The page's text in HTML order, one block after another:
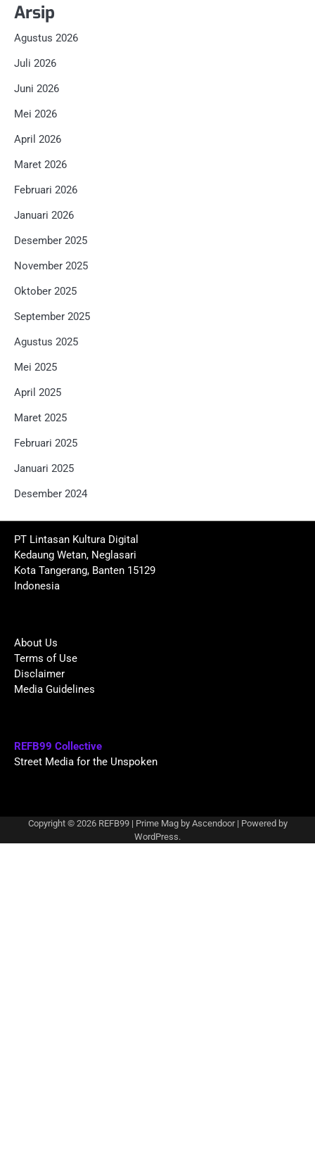
Arsip
Agustus 2026
Juli 2026
Juni 2026
Mei 2026
April 2026
Maret 2026
Februari 2026
Januari 2026
Desember 2025
November 2025
Oktober 2025
September 2025
Agustus 2025
Mei 2025
April 2025
Maret 2025
Februari 2025
Januari 2025
Desember 2024
PT Lintasan Kultura Digital
Kedaung Wetan, Neglasari
Kota Tangerang, Banten 15129
Indonesia
About Us
Terms of Use
Disclaimer
Media Guidelines
REFB99 Collective
Street Media for the Unspoken
Copyright © 2026 REFB99| Prime Mag by Ascendoor| Powered by
WordPress.